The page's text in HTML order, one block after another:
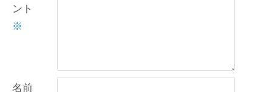
ント
※
名前